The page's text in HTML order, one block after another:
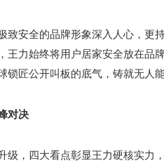
致安全的品牌形象深入人心，更
王力始终将用户居家安全放在品
锁匠公开叫板的底气，铸就无人
对决
级，四大看点彰显王力硬核实力